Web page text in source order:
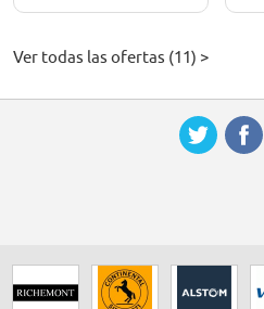
Ver todas las ofertas (11) >